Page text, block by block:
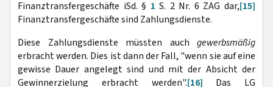
Finanztransfergeschäfte iSd. § 1 S. 2 Nr. 6 ZAG dar,[15]
Finanztransfergeschäfte sind Zahlungsdienste.
Diese Zahlungsdienste müssten auch gewerbsmäßig
erbracht werden. Dies ist dann der Fall, "wenn sie auf eine
gewisse Dauer angelegt sind und mit der Absicht der
Gewinnerzielung erbracht werden".[16] Das LG